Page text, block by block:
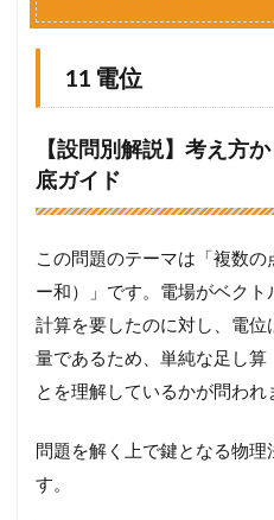
1
～
1.1
1.2
2
電
1
3
11 電位
【設問別解説】考え方
底ガイド
この問題のテーマは「複数
ー和）」です。電場がベク
計算を要したのに対し、電
量であるため、単純な足し算
とを理解しているかが問われ
問題を解く上で鍵となる物
す。